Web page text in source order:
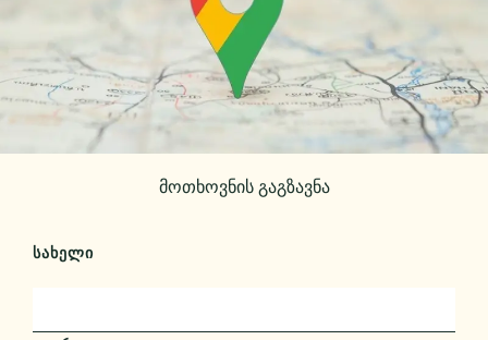
მოთხოვნის გაგზავნა
ᲡᲐᲮᲔᲚᲘ